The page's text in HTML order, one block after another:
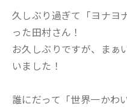
久しぶり過ぎて「ヨナヨ
った田村さん！
お久しぶりですが、まぁ
いました！
誰にだって「世界一かわ